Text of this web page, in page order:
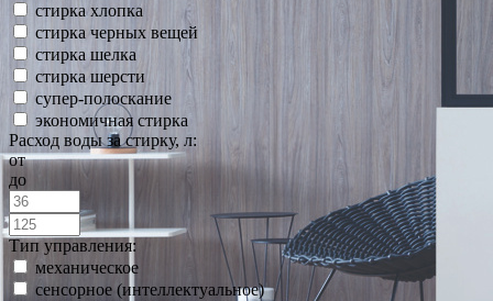
стирка хлопка
стирка черных вещей
стирка шелка
стирка шерсти
супер-полоскание
экономичная стирка
Расход воды за стирку, л:
от
до
Тип управления:
механическое
сенсорное (интеллектуальное)